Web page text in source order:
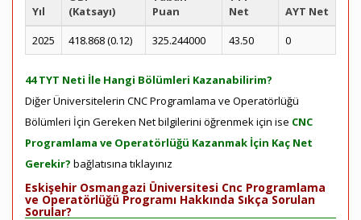
Yıl
(Katsayı)
Puan
Net
AYT Net
2025
418.868 (0.12) 325.244000 43.50 0
44 TYT Neti İle Hangi Bölümleri Kazanabilirim?
Diğer Üniversitelerin CNC Programlama ve Operatörlüğü
Bölümleri İçin Gereken Net bilgilerini öğrenmek için ise CNC
Programlama ve Operatörlüğü Kazanmak İçin Kaç Net
Gerekir? bağlatısına tıklayınız
Eskişehir Osmangazi Üniversitesi Cnc Programlama
ve Operatörlüğü Programı Hakkında Sıkça Sorulan
Sorular?